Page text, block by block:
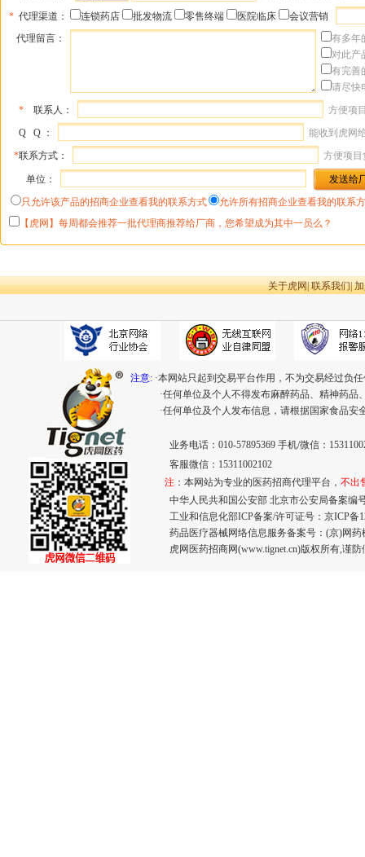
* 代理渠道： 连锁药店 批发物流 零售终端 医院临床
会议营销
代理留言：
有多年
对此产
有完善
请尽快
* 联系人：
方便项
Q Q ：
能收到虎网
*联系方式： 方便项目
单位：
只允许该产品的招商企业查看我的联系方式
允许所有招商企业查看我的联系
【虎网】每周都会推荐一批代理商推荐给厂商，您希望成为其中一员么？
关于虎网|联系我们|
注意: ·本网站只起到交易平台作用，不为交易经过负
·任何单位及个人不得发布麻醉药品、精神药
·任何单位及个人发布信息，请根据国家食品
业务电话：010-57895369 手机/微信：
客服微信：15311002102
注 ：本网站为专业的医药招商代理平台， 不出
中华人民共和国公安部 北京市公安局备案编
工业和信息化部ICP备案/许可证号： 京ICP备
药品医疗器械网络信息服务备案号：(京)网药
虎网医药招商网(www.tignet.cn)版权所有,谨防